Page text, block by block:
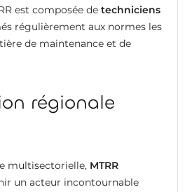
est composée de techniciens
régulièrement aux normes les
de maintenance et de
régionale
multisectorielle, MTRR
un acteur incontournable